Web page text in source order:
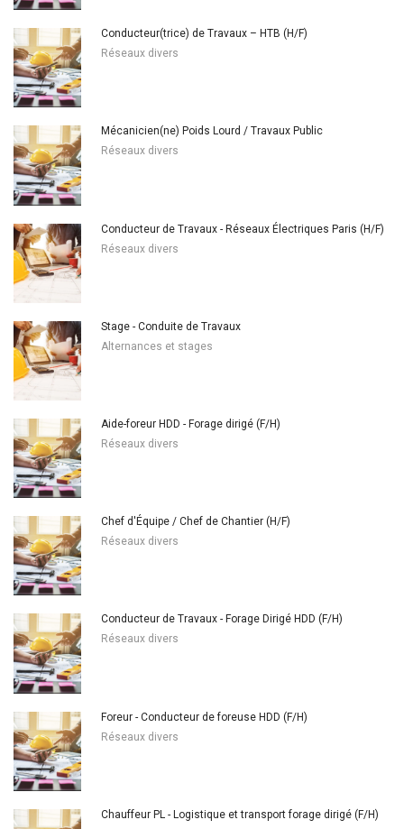
Conducteur(trice) de Travaux – HTB (H/F)
Réseaux divers
Mécanicien(ne) Poids Lourd / Travaux Public
Réseaux divers
Conducteur de Travaux - Réseaux Électriques Paris (H/F)
Réseaux divers
Stage - Conduite de Travaux
Alternances et stages
Aide-foreur HDD - Forage dirigé (F/H)
Réseaux divers
Chef d'Équipe / Chef de Chantier (H/F)
Réseaux divers
Conducteur de Travaux - Forage Dirigé HDD (F/H)
Réseaux divers
Foreur - Conducteur de foreuse HDD (F/H)
Réseaux divers
Chauffeur PL - Logistique et transport forage dirigé (F/H)